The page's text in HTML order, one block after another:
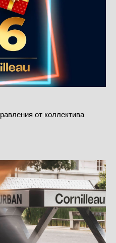
от коллектива